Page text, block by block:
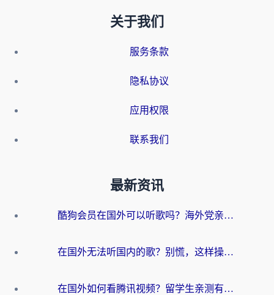
关于我们
服务条款
隐私协议
应用权限
联系我们
最新资讯
酷狗会员在国外可以听歌吗？海外党亲测有效：3步解决音乐权限难题
在国外无法听国内的歌？别慌，这样操作就能畅听QQ音乐（附亲测加速器推荐）
在国外如何看腾讯视频？留学生亲测有效的回国加速方案